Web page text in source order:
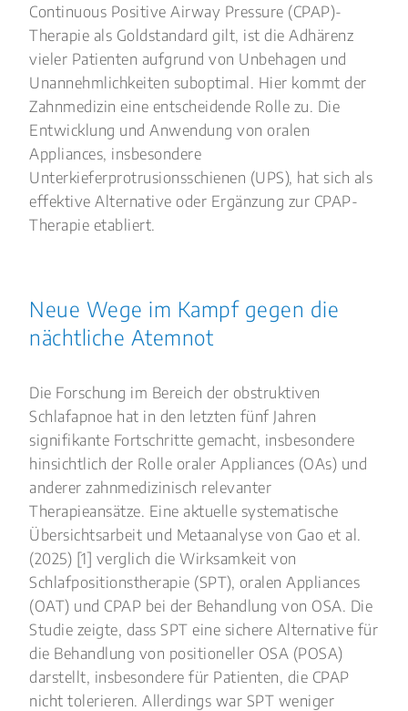
Continuous Positive Airway Pressure (CPAP)-
Therapie als Goldstandard gilt, ist die Adhärenz
vieler Patienten aufgrund von Unbehagen und
Unannehmlichkeiten suboptimal. Hier kommt der
Zahnmedizin eine entscheidende Rolle zu. Die
Entwicklung und Anwendung von oralen
Appliances, insbesondere
Unterkieferprotrusionsschienen (UPS), hat sich als
effektive Alternative oder Ergänzung zur CPAP-
Therapie etabliert.
Neue Wege im Kampf gegen die
nächtliche Atemnot
Die Forschung im Bereich der obstruktiven
Schlafapnoe hat in den letzten fünf Jahren
signifikante Fortschritte gemacht, insbesondere
hinsichtlich der Rolle oraler Appliances (OAs) und
anderer zahnmedizinisch relevanter
Therapieansätze. Eine aktuelle systematische
Übersichtsarbeit und Metaanalyse von Gao et al.
(2025) [1] verglich die Wirksamkeit von
Schlafpositionstherapie (SPT), oralen Appliances
(OAT) und CPAP bei der Behandlung von OSA. Die
Studie zeigte, dass SPT eine sichere Alternative für
die Behandlung von positioneller OSA (POSA)
darstellt, insbesondere für Patienten, die CPAP
nicht tolerieren. Allerdings war SPT weniger